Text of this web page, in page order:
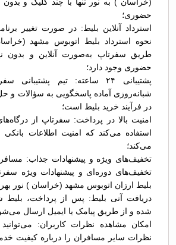
حضوری؛
استرداد آنلاین بلیط: در صورت تغییر
نحوه استرداد بلیط اتوبوس مشهد
طریق سفرتاپ به‌صورت آنلاین و بدون
حضوری وجود دارد؛
پشتیبانی ۲۴ ساعته: تیم
شبانه‌روزی آماده پاسخگویی به سؤالات و
در فرآیند خرید بلیط است؛
امنیت بالا در پرداخت: سفرتاپ از
استفاده می‌کند که امنیت اطلاعات
می‌کند؛
تخفیف‌های ویژه و پیشنهادات جذاب:
تخفیف‌های دوره‌ای و پیشنهادات ویژه
بلیط ارزان اتوبوس مشهد (خراسان ) نور
دریافت آنی بلیط: پس از پرداخت، بلیط
شده و از طریق پیامک یا ایمیل ارسال
امکان مشاهده نظرات کاربران:
نظرات سایر مسافران را درباره کیفیت